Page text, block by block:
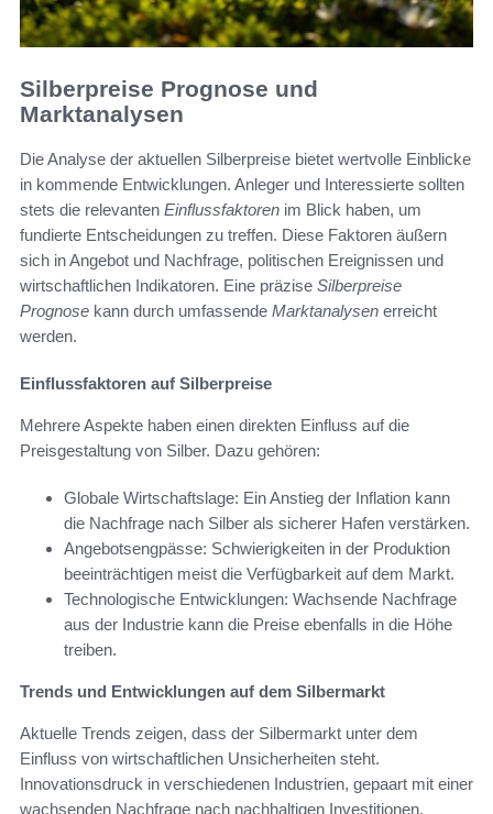
Silberpreise Prognose und
Marktanalysen
Die Analyse der aktuellen Silberpreise bietet wertvolle Einblicke
in kommende Entwicklungen. Anleger und Interessierte sollten
stets die relevanten Einflussfaktoren im Blick haben, um
fundierte Entscheidungen zu treffen. Diese Faktoren äußern
sich in Angebot und Nachfrage, politischen Ereignissen und
wirtschaftlichen Indikatoren. Eine präzise Silberpreise
Prognose kann durch umfassende Marktanalysen erreicht
werden.
Einflussfaktoren auf Silberpreise
Mehrere Aspekte haben einen direkten Einfluss auf die
Preisgestaltung von Silber. Dazu gehören:
Globale Wirtschaftslage: Ein Anstieg der Inflation kann
die Nachfrage nach Silber als sicherer Hafen verstärken.
Angebotsengpässe: Schwierigkeiten in der Produktion
beeinträchtigen meist die Verfügbarkeit auf dem Markt.
Technologische Entwicklungen: Wachsende Nachfrage
aus der Industrie kann die Preise ebenfalls in die Höhe
treiben.
Trends und Entwicklungen auf dem Silbermarkt
Aktuelle Trends zeigen, dass der Silbermarkt unter dem
Einfluss von wirtschaftlichen Unsicherheiten steht.
Innovationsdruck in verschiedenen Industrien, gepaart mit einer
wachsenden Nachfrage nach nachhaltigen Investitionen,